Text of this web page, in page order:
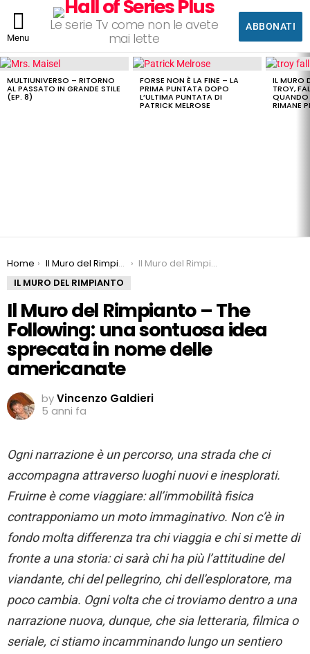
Menu
Le serie Tv come non le avete
mai lette
ABBONATI
LATEST
STORIES
MULTIUNIVERSO – RITORNO
AL PASSATO IN GRANDE STILE
(EP. 8)
FORSE NON È LA FINE – LA
PRIMA PUNTATA DOPO
L’ULTIMA PUNTATA DI
PATRICK MELROSE
IL MURO
TROY,
QUANDO
RIMANE
You are here:
Home Il Muro del Rimpianto
Il Muro del Rimpianto – The Following: una sontuosa idea sprecata in nome delle americanate
IL MURO DEL RIMPIANTO
Il Muro del Rimpianto – The
Following: una sontuosa idea
sprecata in nome delle
americanate
byVincenzo Galdieri
5 anni fa
Ogni narrazione è un percorso, una strada che ci
accompagna attraverso luoghi nuovi e inesplorati.
Fruirne è come viaggiare: all’immobilità fisica
contrapponiamo un moto immaginativo. Non c’è in
fondo molta differenza tra chi viaggia e chi si mette di
fronte a una storia: ci sarà chi ha più l’attitudine del
viandante, chi del pellegrino, chi dell’esploratore, ma
poco cambia. Ogni volta che ci troviamo dentro a una
narrazione nuova, dunque, che sia letteraria, filmica o
seriale, ci stiamo incamminando lungo un sentiero